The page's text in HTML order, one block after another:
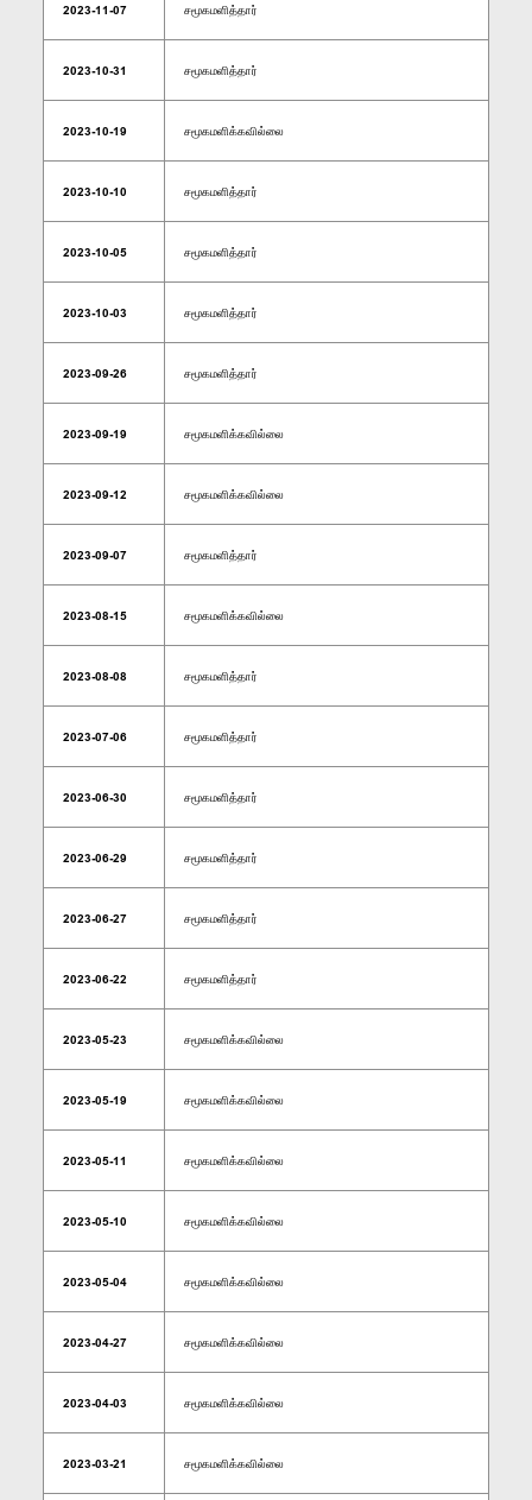
2023-11-07 சமூகமளித்தார்
2023-10-31 சமூகமளித்தார்
2023-10-19 சமூகமளிக்கவில்லை
2023-10-10 சமூகமளித்தார்
2023-10-05 சமூகமளித்தார்
2023-10-03 சமூகமளித்தார்
2023-09-26 சமூகமளித்தார்
2023-09-19 சமூகமளிக்கவில்லை
2023-09-12 சமூகமளிக்கவில்லை
2023-09-07 சமூகமளித்தார்
2023-08-15 சமூகமளிக்கவில்லை
2023-08-08 சமூகமளித்தார்
2023-07-06 சமூகமளித்தார்
2023-06-30 சமூகமளித்தார்
2023-06-29 சமூகமளித்தார்
2023-06-27 சமூகமளித்தார்
2023-06-22 சமூகமளித்தார்
2023-05-23 சமூகமளிக்கவில்லை
2023-05-19 சமூகமளிக்கவில்லை
2023-05-11 சமூகமளிக்கவில்லை
2023-05-10 சமூகமளிக்கவில்லை
2023-05-04 சமூகமளிக்கவில்லை
2023-04-27 சமூகமளிக்கவில்லை
2023-04-03 சமூகமளிக்கவில்லை
2023-03-21 சமூகமளிக்கவில்லை